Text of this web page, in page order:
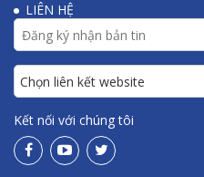
Kết nối với chúng tôi
LIÊN HỆ